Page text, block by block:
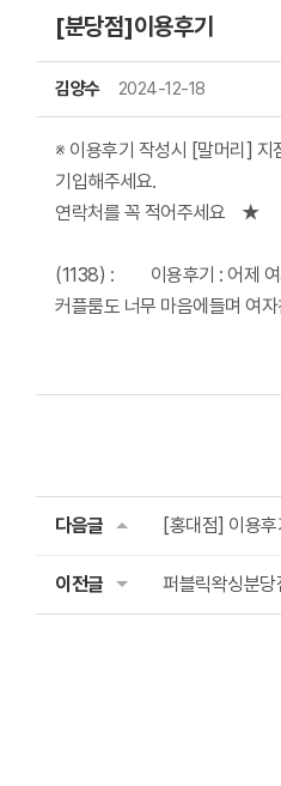
[분당점]이용후기
김양수 2024-12-18
※ 이용후기 작성
기
연락처를 꼭 적어주세
성
(1138) : 이용후기 : 어제
커플룸도 너무 마음에들며 여
다음글 [홍대점] 이용후
이전글 퍼블릭왁싱분당